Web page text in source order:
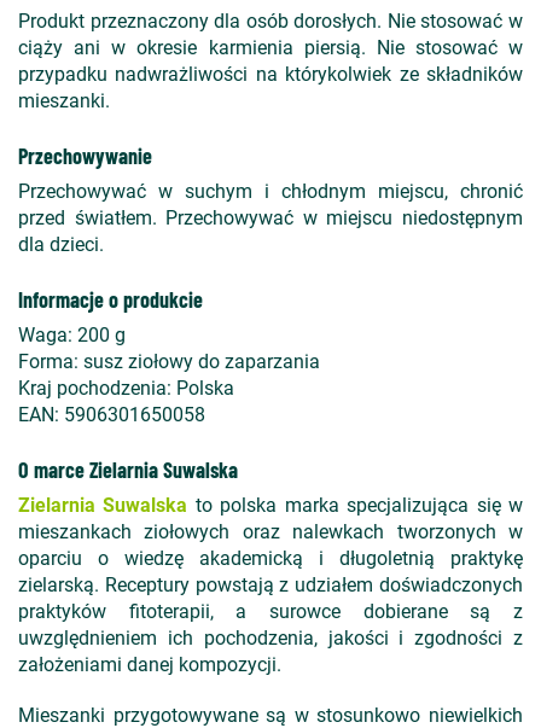
Produkt przeznaczony dla osób dorosłych. Nie stosować w
ciąży ani w okresie karmienia piersią. Nie stosować w
przypadku nadwrażliwości na którykolwiek ze składników
mieszanki.
Przechowywanie
Przechowywać w suchym i chłodnym miejscu, chronić
przed światłem. Przechowywać w miejscu niedostępnym
dla dzieci.
Informacje o produkcie
Waga: 200 g
Forma: susz ziołowy do zaparzania
Kraj pochodzenia: Polska
EAN: 5906301650058
O marce Zielarnia Suwalska
Zielarnia Suwalska to polska marka specjalizująca się w
mieszankach ziołowych oraz nalewkach tworzonych w
oparciu o wiedzę akademicką i długoletnią praktykę
zielarską. Receptury powstają z udziałem doświadczonych
praktyków fitoterapii, a surowce dobierane są z
uwzględnieniem ich pochodzenia, jakości i zgodności z
założeniami danej kompozycji.
Mieszanki przygotowywane są w stosunkowo niewielkich